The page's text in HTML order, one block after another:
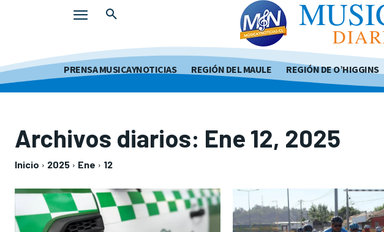
PRENSA MUSICAYNOTICIAS REGIÓN DEL MAULE REGIÓN DE O’HIGGINS
Archivos diarios: Ene 12, 2025
Inicio 2025 Ene 12